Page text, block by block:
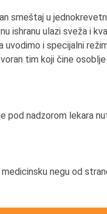
smeštaj u
ishranu ulazi sveža i
i specijalni
tim koji čine
pod nadzorom lekara
negu od